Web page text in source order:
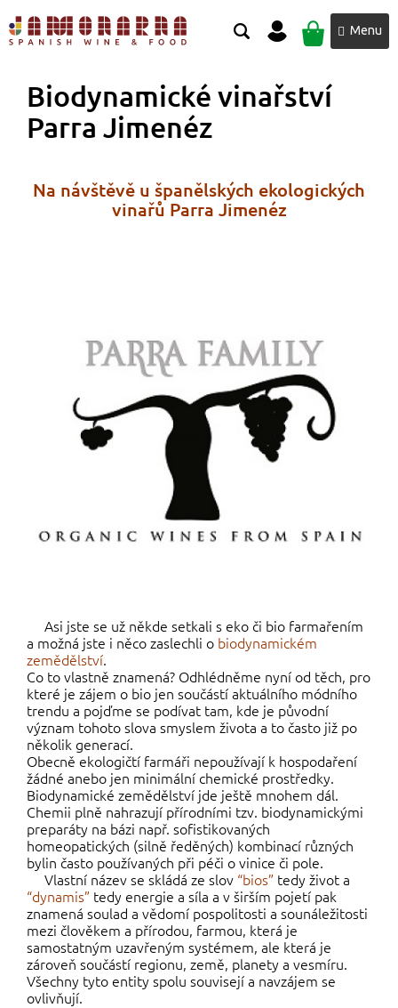
na
obsah
NÁKUPNÍ
KOŠÍK
Biodynamické vinařství
Parra Jimenéz
Na návštěvě u španělských ekologických
vinařů Parra Jimenéz
Asi jste se už někde setkali s eko či bio farmařením
a možná jste i něco zaslechli o biodynamickém
zemědělství.
Co to vlastně znamená? Odhlédněme nyní od těch, pro
které je zájem o bio jen součástí aktuálního módního
trendu a pojďme se podívat tam, kde je původní
význam tohoto slova smyslem života a to často již po
několik generací.
Obecně ekologičtí farmáři nepoužívají k hospodaření
žádné anebo jen minimální chemické prostředky.
Biodynamické zemědělství jde ještě mnohem dál.
Chemii plně nahrazují přírodními tzv. biodynamickými
preparáty na bázi např. sofistikovaných
homeopatických (silně ředěných) kombinací různých
bylin často používaných při péči o vinice či pole.
Vlastní název se skládá ze slov “bios” tedy život a
“dynamis” tedy energie a síla a v širším pojetí pak
znamená soulad a vědomí pospolitosti a sounáležitosti
mezi člověkem a přírodou, farmou, která je
samostatným uzavřeným systémem, ale která je
zároveň součástí regionu, země, planety a vesmíru.
Všechny tyto entity spolu souvisejí a navzájem se
ovlivňují.